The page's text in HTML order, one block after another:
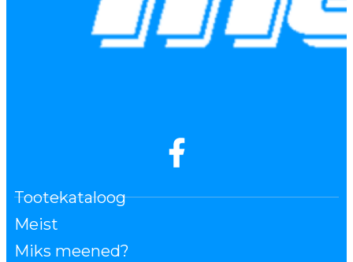
Tootekataloog
Meist
Miks meened?